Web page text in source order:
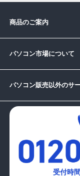
商品のご案内
パソコン市場について
パソコン販売以外のサ
受付時